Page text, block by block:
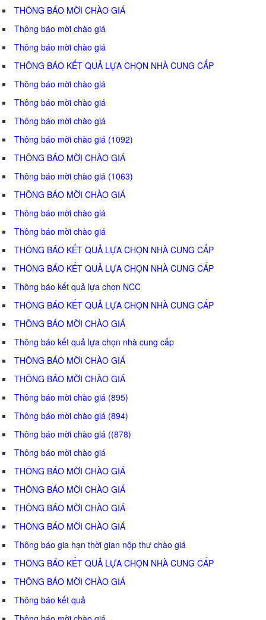
THÔNG BÁO MỜI CHÀO GIÁ
Thông báo mời chào giá
Thông báo mời chào giá
THÔNG BÁO KẾT QUẢ LỰA CHỌN NHÀ CUNG CẤP
Thông báo mời chào giá
Thông báo mời chào giá
Thông báo mời chào giá
Thông báo mời chào giá (1092)
THÔNG BÁO MỜI CHÀO GIÁ
Thông báo mời chào giá (1063)
THÔNG BÁO MỜI CHÀO GIÁ
Thông báo mời chào giá
Thông báo mời chào giá
THÔNG BÁO KẾT QUẢ LỰA CHỌN NHÀ CUNG CẤP
THÔNG BÁO KẾT QUẢ LỰA CHỌN NHÀ CUNG CẤP
Thông báo kết quả lựa chọn NCC
THÔNG BÁO KẾT QUẢ LỰA CHỌN NHÀ CUNG CẤP
THÔNG BÁO MỜI CHÀO GIÁ
Thông báo kết quả lựa chọn nhà cung cấp
THÔNG BÁO MỜI CHÀO GIÁ
THÔNG BÁO MỜI CHÀO GIÁ
Thông báo mời chào giá (895)
Thông báo mời chào giá (894)
Thông báo mời chào giá ((878)
Thông báo mời chào giá
THÔNG BÁO MỜI CHÀO GIÁ
THÔNG BÁO MỜI CHÀO GIÁ
THÔNG BÁO MỜI CHÀO GIÁ
THÔNG BÁO MỜI CHÀO GIÁ
Thông báo gia hạn thời gian nộp thư chào giá
THÔNG BÁO KẾT QUẢ LỰA CHỌN NHÀ CUNG CẤP
THÔNG BÁO MỜI CHÀO GIÁ
Thông báo kết quả